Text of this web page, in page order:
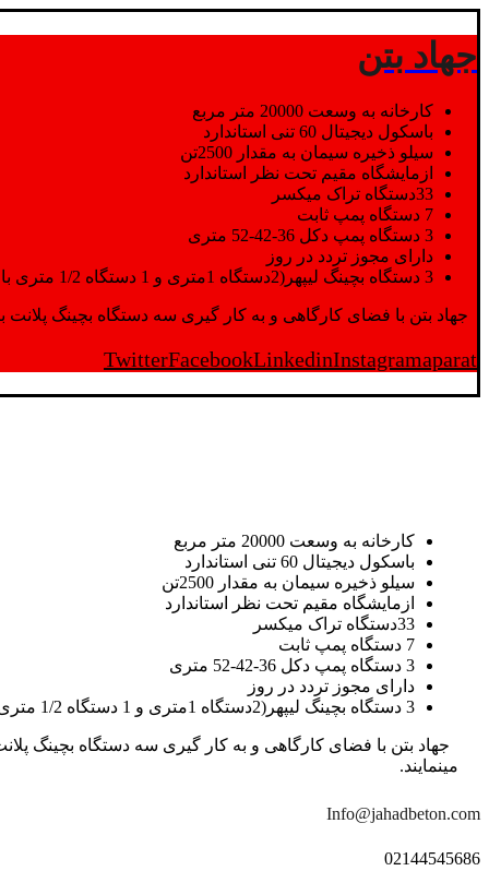
جهاد بتن
کارخانه به وسعت 20000 متر مربع
باسکول دیجیتال 60 تنی استاندارد
سیلو ذخیره سیمان به مقدار 2500تن
ازمایشگاه مقیم تحت نظر استاندارد
33دستگاه تراک میکسر
7 دستگاه پمپ ثابت
3 دستگاه پمپ دکل 36-42-52 متری
دارای مجوز تردد در روز
3 دستگاه بچینگ لیپهر(2دستگاه 1متری و 1 دستگاه 1/2 متری با توان تولید 150 متر مکعب در ساعت)
جهاد بتن با فضای کارگاهی و به کار گیری سه دستگاه بچینگ پلانت با ظرفیت 2500 تن در کنار پرسنل متخصص و پر تلاش واحدهای تولید و ازمایشگاه,بتن با کیفیت را برای واحد
TwitterFacebookLinkedinInstagramaparat
کارخانه به وسعت 20000 متر مربع
باسکول دیجیتال 60 تنی استاندارد
سیلو ذخیره سیمان به مقدار 2500تن
ازمایشگاه مقیم تحت نظر استاندارد
33دستگاه تراک میکسر
7 دستگاه پمپ ثابت
3 دستگاه پمپ دکل 36-42-52 متری
دارای مجوز تردد در روز
3 دستگاه بچینگ لیپهر(2دستگاه 1متری و 1 دستگاه 1/2 متری با توان تولید 150 متر مکعب در ساعت)
مینمایند.
Info@jahadbeton.com
02144545686